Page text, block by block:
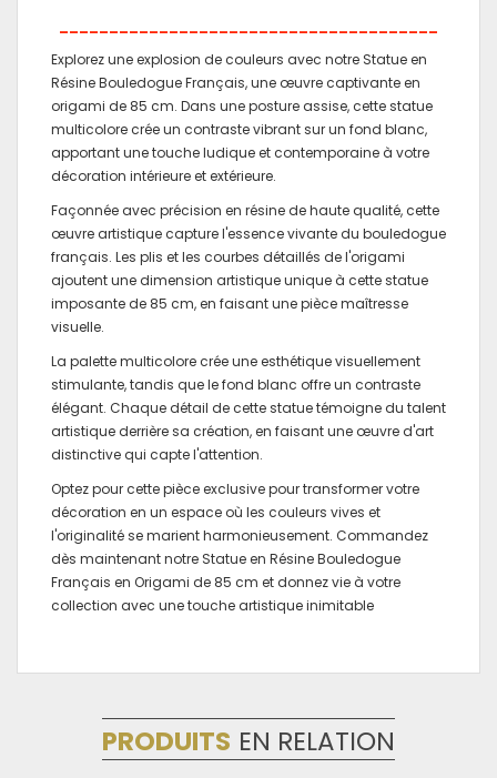
Explorez une explosion de couleurs avec notre Statue en
Résine Bouledogue Français, une œuvre captivante en
origami de 85 cm. Dans une posture assise, cette statue
multicolore crée un contraste vibrant sur un fond blanc,
apportant une touche ludique et contemporaine à votre
décoration intérieure et extérieure.
Façonnée avec précision en résine de haute qualité, cette
œuvre artistique capture l'essence vivante du bouledogue
français. Les plis et les courbes détaillés de l'origami
ajoutent une dimension artistique unique à cette statue
imposante de 85 cm, en faisant une pièce maîtresse
visuelle.
La palette multicolore crée une esthétique visuellement
stimulante, tandis que le fond blanc offre un contraste
élégant. Chaque détail de cette statue témoigne du talent
artistique derrière sa création, en faisant une œuvre d'art
distinctive qui capte l'attention.
Optez pour cette pièce exclusive pour transformer votre
décoration en un espace où les couleurs vives et
l'originalité se marient harmonieusement. Commandez
dès maintenant notre Statue en Résine Bouledogue
Français en Origami de 85 cm et donnez vie à votre
collection avec une touche artistique inimitable
PRODUITS EN RELATION